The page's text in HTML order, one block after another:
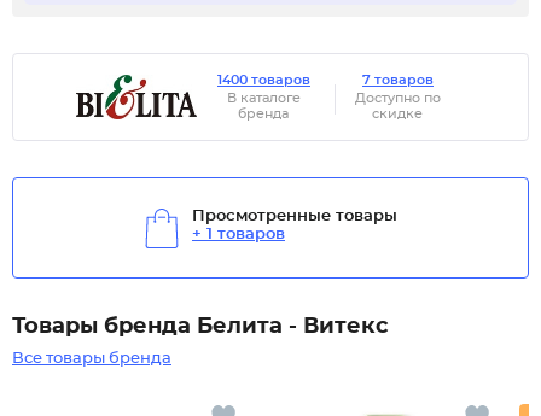
1400 товаров
В каталоге
бренда
7 товаров
Доступно по
скидке
Просмотренные товары
+ 1 товаров
Товары бренда Белита - Витекс
Все товары бренда